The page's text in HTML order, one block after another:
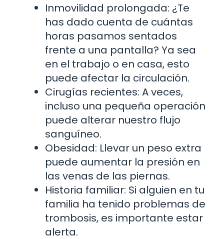
Inmovilidad prolongada: ¿Te
has dado cuenta de cuántas
horas pasamos sentados
frente a una pantalla? Ya sea
en el trabajo o en casa, esto
puede afectar la circulación.
Cirugías recientes: A veces,
incluso una pequeña operación
puede alterar nuestro flujo
sanguíneo.
Obesidad: Llevar un peso extra
puede aumentar la presión en
las venas de las piernas.
Historia familiar: Si alguien en tu
familia ha tenido problemas de
trombosis, es importante estar
alerta.